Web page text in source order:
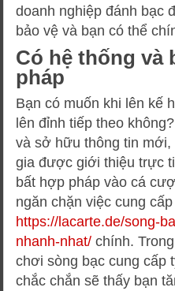
doanh nghiệp đánh bạc
bảo vệ và bạn có thể
Có hệ thống và
pháp
Bạn có muốn khi lên kế
lên đỉnh tiếp theo
và sở hữu thông tin
gia được giới thiệu trực
bất hợp pháp vào cá
ngăn chặn việc cung
https://lacarte.de/song-
nhanh-nhat/ chính.
chơi sòng bạc cung cấp
chắc chắn sẽ thấy bạn